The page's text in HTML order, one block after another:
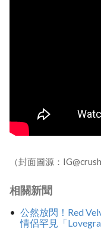
（封面圖源：
相關新聞
公然放閃！Red
情侶罕見「